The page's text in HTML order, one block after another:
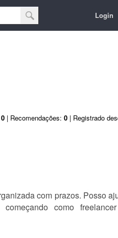
Login
0 | Recomendações: 0 | Registrado
com prazos. Posso
como